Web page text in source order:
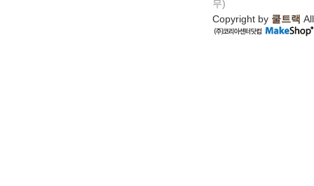
무)
Copyright by 쿨트랙